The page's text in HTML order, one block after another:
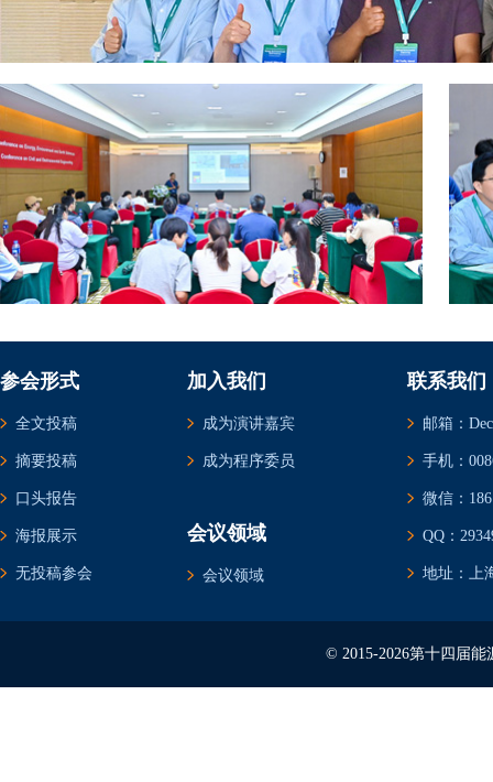
参会形式
全文投稿
摘要投稿
口头报告
海报展示
无投稿参会
加入我们
成为演讲嘉宾
成为程序委员
会议领域
会议领域
联系我们
邮箱：
手机：
微信：
QQ：
地址：上
© 2015-2026第十四届